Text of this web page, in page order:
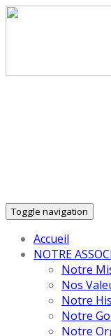
Toggle navigation
Accueil
NOTRE
Notre
Nos
Notre
Notre
Notre